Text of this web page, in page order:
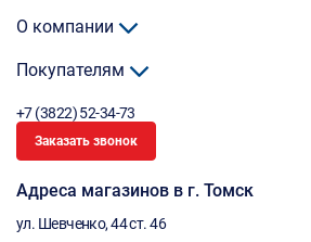
О компании
Покупателям
+7 (3822) 52-34-73
Заказать звонок
Адреса магазинов в г. Томск
ул. Шевченко, 44 ст. 46